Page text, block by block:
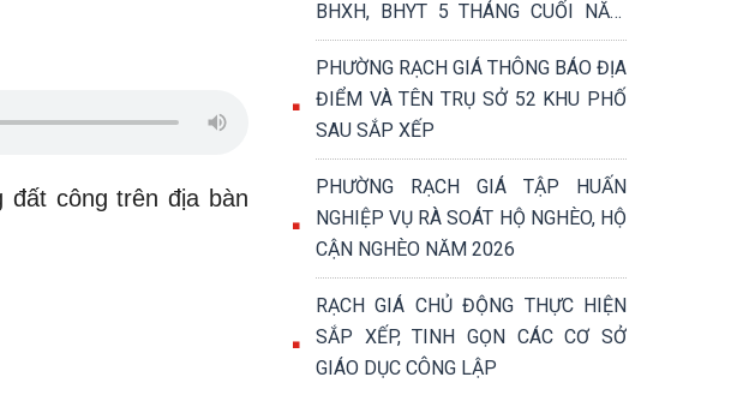
đất công trên địa bàn
BHXH, BHYT 5 THÁNG CUỐI NĂM
2026
PHƯỜNG RẠCH GIÁ THÔNG BÁO ĐỊA
ĐIỂM VÀ TÊN TRỤ SỞ 52 KHU PHỐ
SAU SẮP XẾP
PHƯỜNG RẠCH GIÁ TẬP HUẤN
NGHIỆP VỤ RÀ SOÁT HỘ NGHÈO, HỘ
CẬN NGHÈO NĂM 2026
RẠCH GIÁ CHỦ ĐỘNG THỰC HIỆN
SẮP XẾP, TINH GỌN CÁC CƠ SỞ
GIÁO DỤC CÔNG LẬP